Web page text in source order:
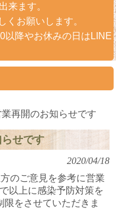
来ます。
くお願いします。
以降やお休みの日はLINE
業再開のお知らせです
せです
2020/04/18
のご意見を参考に営業
以上に感染予防対策を
をさせていただきま